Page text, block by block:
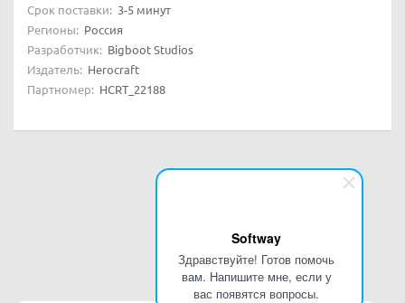
Softway
Здравствуйте! Готов помочь
вам. Напишите мне, если у
вас появятся вопросы.
Срок поставки: 3-5 минут
Регионы: Россия
Разработчик: Bigboot Studios
Издатель: Herocraft
Партномер: HCRT_22188